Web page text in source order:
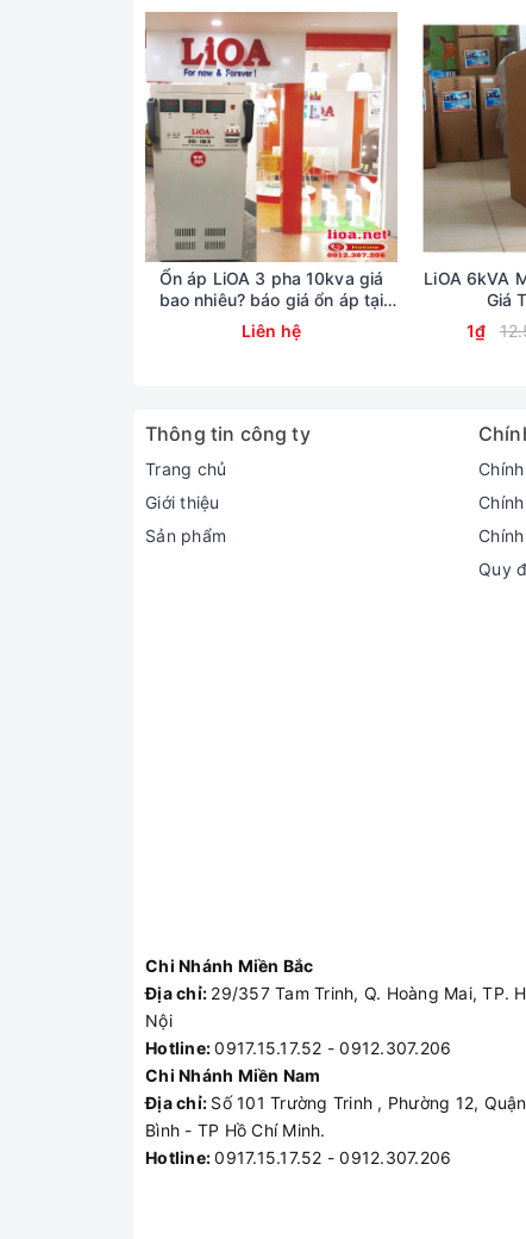
Ổn áp LiOA 3 pha 10kva giá
bao nhiêu? báo giá ổn áp tại
kho lioa Nhật Linh
Liên hệ
LiOA 6kVA
Giá
1₫
Thông tin công ty
Trang chủ
Giới thiệu
Sản phẩm
Quy
Chi Nhánh Miền Bắc
Địa chỉ: 29/357 Tam Trinh, Q. Hoàng Mai, TP.
Nội
Hotline:0917.15.17.52 - 0912.307.206
Chi Nhánh Miền Nam
Địa chỉ: Số 101 Trường Trinh , Phường 12,
Bình - TP Hồ Chí Minh.
Hotline:0917.15.17.52 - 0912.307.206